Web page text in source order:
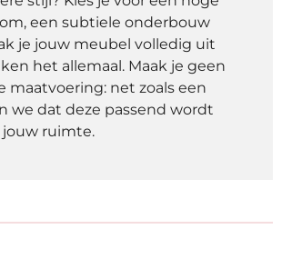
een subtiele onderbouw
je jouw meubel volledig uit
het allemaal. Maak je geen
maatvoering: net zoals een
we dat deze passend wordt
ruimte.